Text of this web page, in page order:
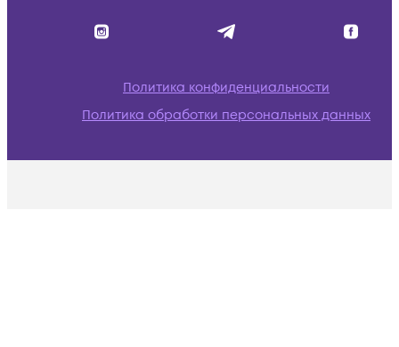
Политика конфиденциальности
Политика обработки персональных данных